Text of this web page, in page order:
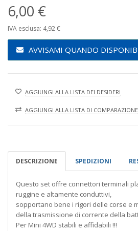
6,00 €
IVA esclusa: 4,92 €
AVVISAMI QUANDO
AGGIUNGI ALLA LISTA DEI DESIDERI
AGGIUNGI ALLA LISTA DI COMPARAZIONE
DESCRIZIONE SPEDIZIONI
Questo set offre connettori terminali
ruggine e altamente conduttivi,
sopportano bene i rigori delle corse e
della trasmissione di corrente della
Per Mini 4WD stabili e affidabili !!!